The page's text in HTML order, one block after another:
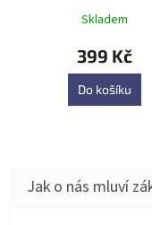
Průměrné
hodnocení
je
5,0
z
Skladem
399 Kč
Do košíku